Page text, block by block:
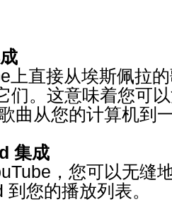
上直接从埃斯佩拉
们。这意味着您可
曲从您的计算机
集成
，您可以无缝
您的播放列表。